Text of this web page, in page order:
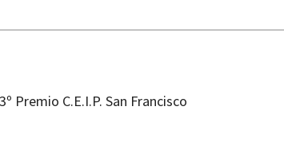
3º Premio C.E.I.P. San Francisco